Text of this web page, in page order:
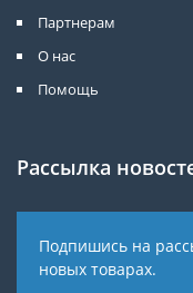
Партнерам
О нас
Помощь
Рассылка
Подпишись на
новых товарах.